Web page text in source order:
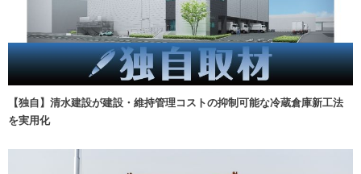
【独自】清水建設が建設・維持管理コストの抑制可能な冷蔵倉庫新工法
を実用化